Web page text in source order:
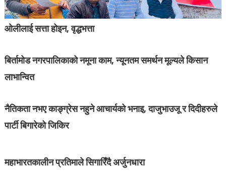
ओलीलाई सत्ता होइन, वृद्धभत्ता
बिर्तामोड नगरपालिकाको नमूना काम, न्यूनतम समर्थन मूल्यले किसान
लाभान्वित
नैतिकता नभए काङ्ग्रेस नहुने आचार्यको भनाइ, दाजुभाउजू र दिदीहरुले
पार्टी बिगारेको जिकिर
महाभारतकालीन प्रतिमाले सिगारिँदै अर्जुनधारा